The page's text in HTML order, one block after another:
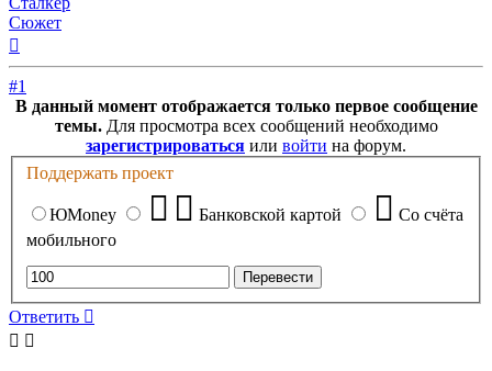
Сюжет
началу
#1
В данный момент отображается только первое сообщение
темы.Для просмотра всех сообщений необходимо
зарегистрироваться или войти на форум.
Поддержать проект
ЮMoney Банковской картой
Со счёта
мобильного
Ответить